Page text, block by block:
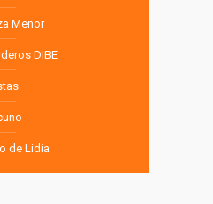
Menor
DIBE
de Lidia